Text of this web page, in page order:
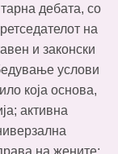
дебата, со
на
и законски
услови
која основа,
активна